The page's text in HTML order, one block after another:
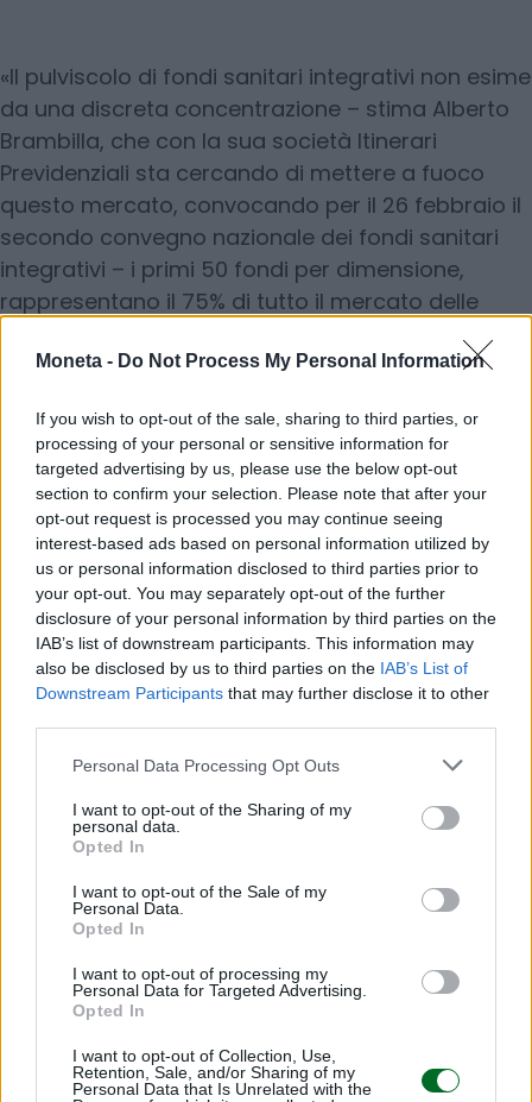
Moneta - Do Not Process My Personal Information
If you wish to opt-out of the sale, sharing to third parties, or
processing of your personal or sensitive information for
targeted advertising by us, please use the below opt-out
section to confirm your selection. Please note that after your
opt-out request is processed you may continue seeing
interest-based ads based on personal information utilized by
us or personal information disclosed to third parties prior to
your opt-out. You may separately opt-out of the further
disclosure of your personal information by third parties on the
IAB’s list of downstream participants. This information may
also be disclosed by us to third parties on the IAB’s List of
Downstream Participants that may further disclose it to other
Personal Data Processing Opt Outs
I want to opt-out of the Sharing of my
personal data.
Opted In
I want to opt-out of the Sale of my
Personal Data.
Opted In
I want to opt-out of processing my
Personal Data for Targeted Advertising.
Opted In
I want to opt-out of Collection, Use,
Retention, Sale, and/or Sharing of my
Personal Data that Is Unrelated with the
«Il pulviscolo di fondi sanitari integrativi non esime
da una discreta concentrazione – stima Alberto
Brambilla, che con la sua società Itinerari
Previdenziali sta cercando di mettere a fuoco
questo mercato, convocando per il 26 febbraio il
secondo convegno nazionale dei fondi sanitari
integrativi – i primi 50 fondi per dimensione,
rappresentano il 75% di tutto il mercato delle
prestazioni erogate e dei contributi incassati».
Brambilla considera la nuova norma un passo
passo essenziale, poi dovremo occuparci della
Ltc (Long term care, l’assistenza di lungo
periodo), collocandola proprio nel mercato della
sanità integrativa».
I fondi sanitari che cosa ne pensano? Qualche
mugugno c’è: «Nessuno si vuole sottrarre al
controllo di un’autorità di vigilanza, basta che sia
autocontrollata e che non abbiano problemi ad
adeguarsi ulteriormente, ma senza che il loro
lavoro sia rallentato e frenato». Parole caute,
rappresentante dei fondi sanitari, almeno da
quelli registrati all’Anagrafe del ministero. C’è
anche chi, sempre nella richiesta di anonimato,
pur considerando che «in generale la vigilanza
ci sono elementi per fare una riflessione tecnica